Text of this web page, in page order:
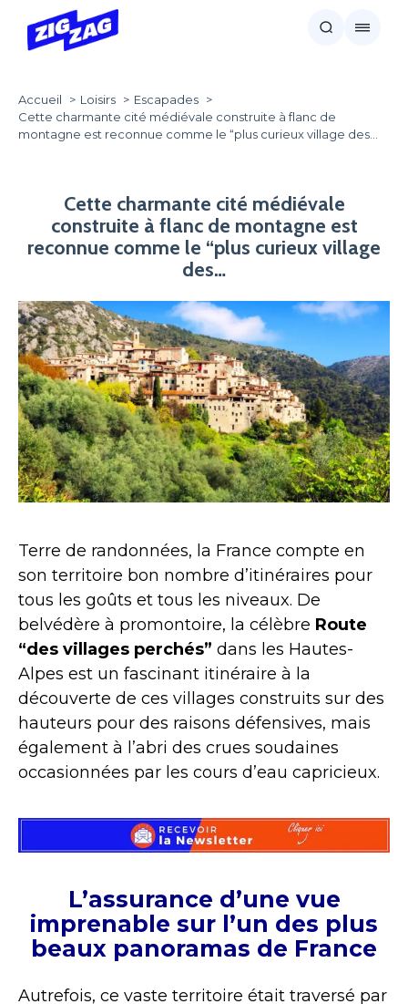
Accueil Loisirs
Escapades
Cette charmante cité médiévale construite à flanc de
montagne est reconnue comme le “plus curieux village des…
Cette charmante cité médiévale
construite à flanc de montagne est
reconnue comme le “plus curieux village
des…
Terre de randonnées, la France compte en
son territoire bon nombre d’itinéraires pour
tous les goûts et tous les niveaux. De
belvédère à promontoire, la célèbre Route
“des villages perchés” dans les Hautes-
Alpes est un fascinant itinéraire à la
découverte de ces villages construits sur des
hauteurs pour des raisons défensives, mais
également à l’abri des crues soudaines
occasionnées par les cours d’eau capricieux.
L’assurance d’une vue
imprenable sur l’un des plus
beaux panoramas de France
Autrefois, ce vaste territoire était traversé par